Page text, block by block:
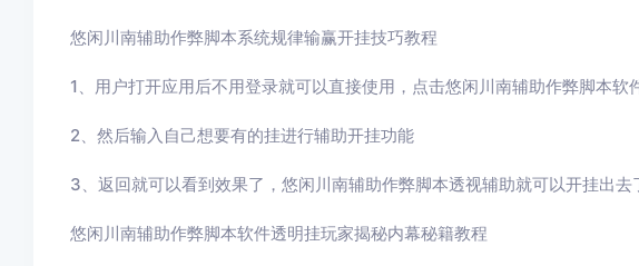
悠闲川南辅助作弊脚本系统规律输赢开挂技巧教程
1、用户打开应用后不用登录就可以直接使用，点击悠闲川南辅助作弊脚本软
2、然后输入自己想要有的挂进行辅助开挂功能
3、返回就可以看到效果了， 悠闲川南辅助作弊脚本透视辅助就可以开挂出去
悠闲川南辅助作弊脚本软件透明挂玩家揭秘内幕秘籍教程